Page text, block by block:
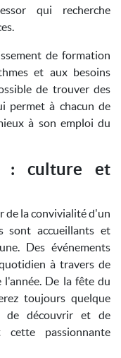
qui recherche
de formation
et aux besoins
de trouver des
permet à chacun de
à son emploi du
: culture et
de la convivialité d'un
sont accueillants et
Des événements
à travers de
De la fête du
toujours quelque
de découvrir et de
passionnante